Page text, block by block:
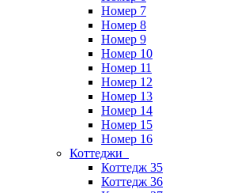
Номер 7
Номер 8
Номер 9
Номер 10
Номер 11
Номер 12
Номер 13
Номер 14
Номер 15
Номер 16
Коттеджи
Коттедж 35
Коттедж 36